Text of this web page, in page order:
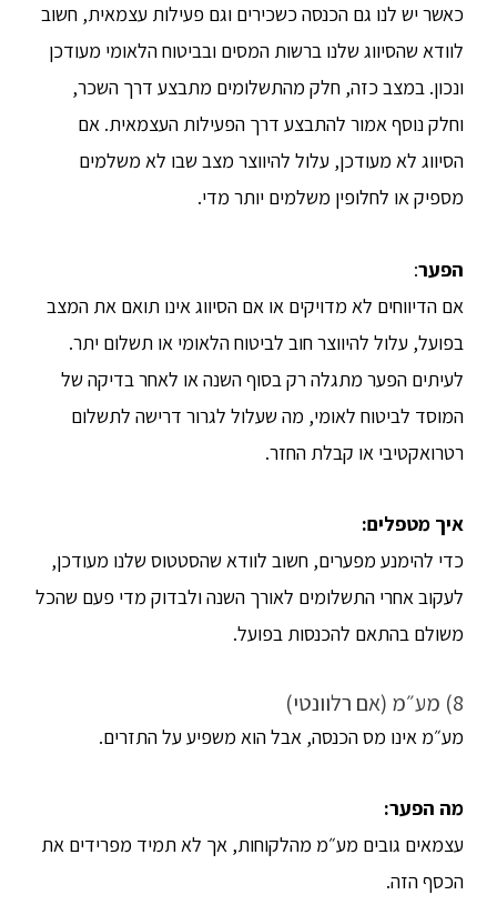
כאשר יש לנו גם הכנסה כשכירים וגם פעילות עצמאית, חשוב
לוודא שהסיווג שלנו ברשות המסים ובביטוח הלאומי מעודכן
ונכון. במצב כזה, חלק מהתשלומים מתבצע דרך השכר,
וחלק נוסף אמור להתבצע דרך הפעילות העצמאית. אם
הסיווג לא מעודכן, עלול להיווצר מצב שבו לא משלמים
מספיק או לחלופין משלמים יותר מדי.
הפער:
אם הדיווחים לא מדויקים או אם הסיווג אינו תואם את המצב
בפועל, עלול להיווצר חוב לביטוח הלאומי או תשלום יתר.
לעיתים הפער מתגלה רק בסוף השנה או לאחר בדיקה של
המוסד לביטוח לאומי, מה שעלול לגרור דרישה לתשלום
רטרואקטיבי או קבלת החזר.
איך מטפלים:
כדי להימנע מפערים, חשוב לוודא שהסטטוס שלנו מעודכן,
לעקוב אחרי התשלומים לאורך השנה ולבדוק מדי פעם שהכל
משולם בהתאם להכנסות בפועל.
8) מע״מ (אם רלוונטי)
מע״מ אינו מס הכנסה, אבל הוא משפיע על התזרים.
מה הפער:
עצמאים גובים מע״מ מהלקוחות, אך לא תמיד מפרידים את
הכסף הזה.